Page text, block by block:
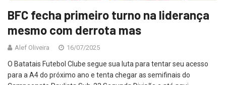
BFC fecha primeiro turno na liderança
mesmo com derrota mas
Alef Oliveira 16/07/2025
O Batatais Futebol Clube segue sua luta para tentar seu acesso
para a A4 do próximo ano e tenta chegar as semifinais do